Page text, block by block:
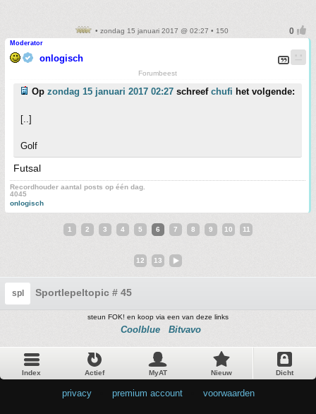
• zondag 15 januari 2017 @ 02:27 • 150
Moderator
onlogisch
Forumbeest
Op zondag 15 januari 2017 02:27 schreef chufi het volgende:
[..]
Golf
Futsal
Recordhouder aantal posts op één dag.
4045
onlogisch
1 2 3 4 5 6 7 8 9 10 11
12 13
spl Sportlepeltopic # 45
steun FOK! en koop via een van deze links
Coolblue Bitvavo
Index Actief MyAT Nieuw Dicht
privacy premium account voorwaarden